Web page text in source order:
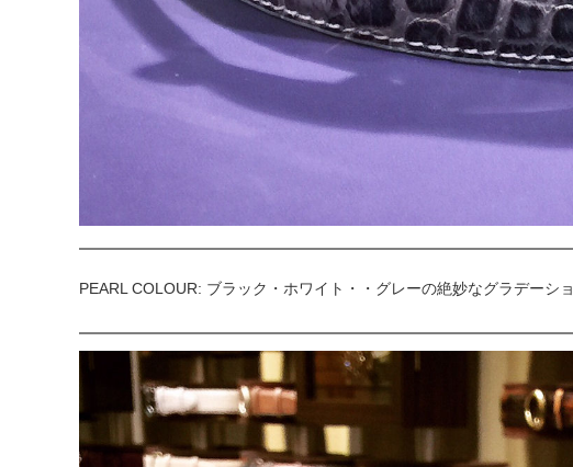
PEARL COLOUR: ブラック・ホワイト・・グレーの絶妙なグラデーシ